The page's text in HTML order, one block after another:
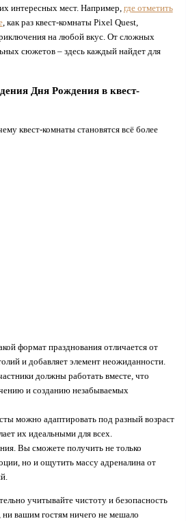
интересных мест. Например, где отметить
, как раз квест-комнаты Pixel Quest,
на любой вкус. От сложных
сюжетов – здесь каждый найдет для
Дня Рождения в квест-
квест-комнаты становятся всё более
формат празднования отличается от
и добавляет элемент неожиданности.
должны работать вместе, что
и созданию незабываемых
можно адаптировать под разный возраст
их идеальными для всех.
Вы сможете получить не только
но и ощутить массу адреналина от
учитывайте чистоту и безопасность
вашим гостям ничего не мешало